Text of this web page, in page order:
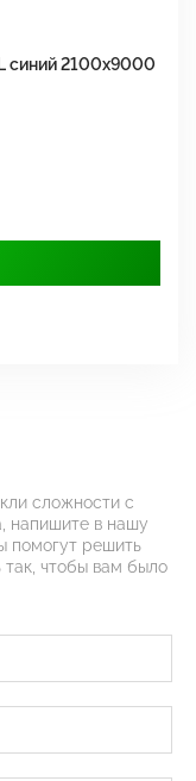
синий 2100х9000
сложности с
напишите в нашу
помогут решить
чтобы вам было